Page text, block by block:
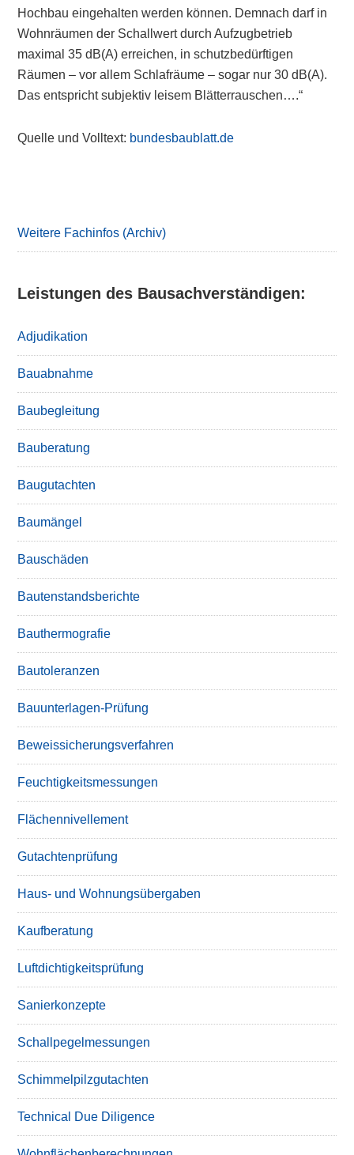
Hochbau eingehalten werden können. Demnach darf in
Wohnräumen der Schallwert durch Aufzugbetrieb
maximal 35 dB(A) erreichen, in schutzbedürftigen
Räumen – vor allem Schlafräume – sogar nur 30 dB(A).
Das entspricht subjektiv leisem Blätterrauschen….“
Quelle und Volltext: bundesbaublatt.de
Weitere Fachinfos (Archiv)
Leistungen des Bausachverständigen:
Adjudikation
Bauabnahme
Baubegleitung
Bauberatung
Baugutachten
Baumängel
Bauschäden
Bautenstandsberichte
Bauthermografie
Bautoleranzen
Bauunterlagen-Prüfung
Beweissicherungsverfahren
Feuchtigkeitsmessungen
Flächennivellement
Gutachtenprüfung
Haus- und Wohnungsübergaben
Kaufberatung
Luftdichtigkeitsprüfung
Sanierkonzepte
Schallpegelmessungen
Schimmelpilzgutachten
Technical Due Diligence